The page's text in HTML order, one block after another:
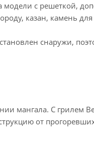
модели с решеткой,
казан, камень
снаружи,
мангала. С грилем
от